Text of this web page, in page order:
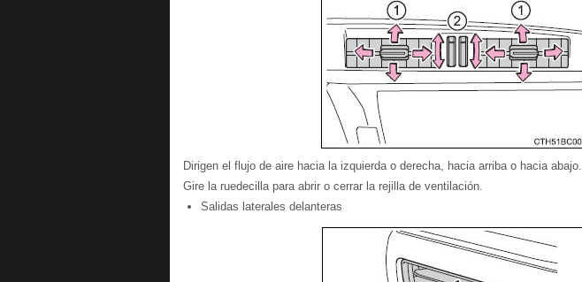
Dirigen el flujo de aire hacia la izquierda o derecha, hacia arriba o hacia abajo.
Gire la ruedecilla para abrir o cerrar la rejilla de ventilación.
Salidas laterales delanteras